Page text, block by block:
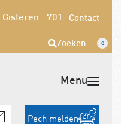
Gisteren : 701 Contact
Zoeken 0
Pech melden